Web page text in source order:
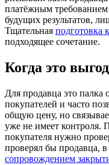
платёжным
будущих результатов,
Тщательная подготовка
подходящее сочетание.
Когда это
Для продавца это палка
покупателей и часто
общую цену, но
уже не имеет контроля.
покупателя нужно
проверял бы продавца,
сопровождением